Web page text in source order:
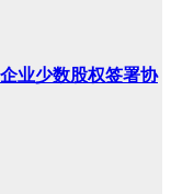
业少数股权签署协